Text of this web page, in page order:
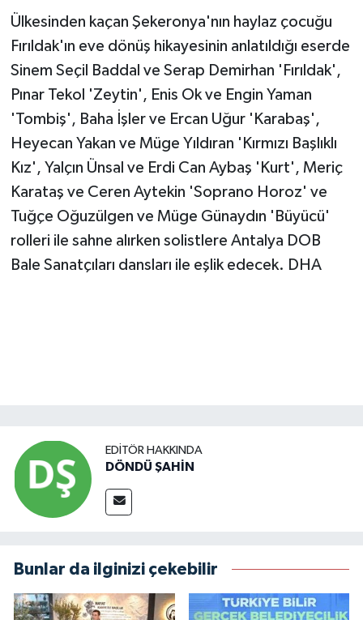
Ülkesinden kaçan Şekeronya'nın haylaz çocuğu
Fırıldak'ın eve dönüş hikayesinin anlatıldığı eserde
Sinem Seçil Baddal ve Serap Demirhan 'Fırıldak',
Pınar Tekol 'Zeytin', Enis Ok ve Engin Yaman
'Tombiş', Baha İşler ve Ercan Uğur 'Karabaş',
Heyecan Yakan ve Müge Yıldıran 'Kırmızı Başlıklı
Kız', Yalçın Ünsal ve Erdi Can Aybaş 'Kurt', Meriç
Karataş ve Ceren Aytekin 'Soprano Horoz' ve
Tuğçe Oğuzülgen ve Müge Günaydın 'Büyücü'
rolleri ile sahne alırken solistlere Antalya DOB
Bale Sanatçıları dansları ile eşlik edecek. DHA
EDITÖR HAKKINDA
DÖNDÜ ŞAHİN
Bunlar da ilginizi çekebilir